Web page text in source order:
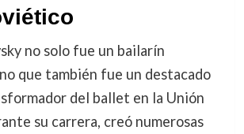
no solo fue un bailarín
que también fue un destacado
del ballet en la Unión
su carrera, creó numerosas